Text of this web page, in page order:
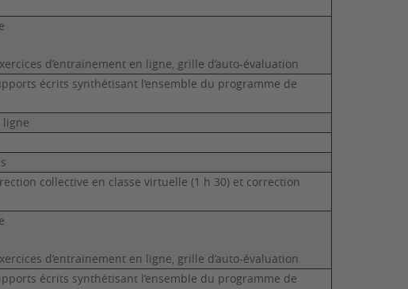
d’entrainement en ligne, grille d’auto-évaluation
écrits synthétisant l’ensemble du programme de
ligne
collective en classe virtuelle (1 h 30) et correction
d’entrainement en ligne, grille d’auto-évaluation
écrits synthétisant l’ensemble du programme de